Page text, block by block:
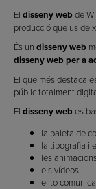
El disseny web de
producció que us
És un disseny web
disseny web per a
El que més destaca
públic totalment
El disseny web es
la paleta de
la tipografia i
les animacions
els vídeos
el to